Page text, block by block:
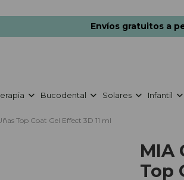
Envíos gratuitos a
Bucodental Solares Infantil
Top Coat Gel Effect 3D 11 ml
MIA
Top